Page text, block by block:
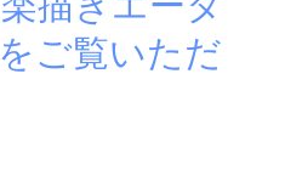
ご覧いただ